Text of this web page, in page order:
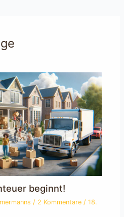
beginnt!
/ 2 Kommentare /18.